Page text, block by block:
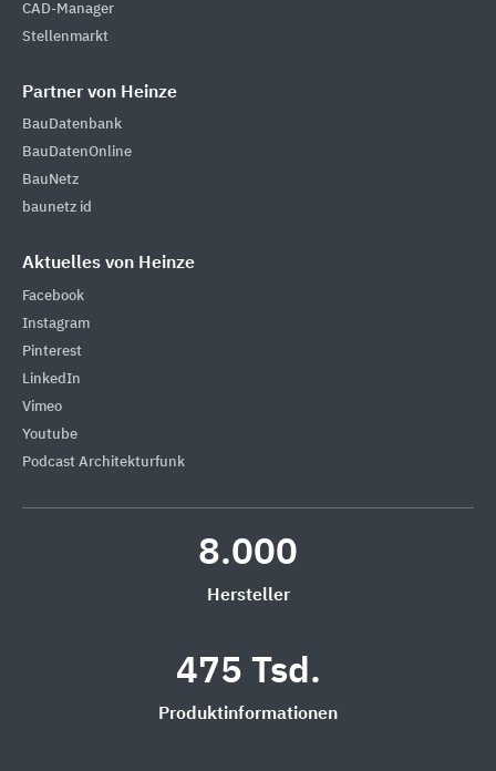
CAD-Manager
Stellenmarkt
Partner von Heinze
BauDatenbank
BauDatenOnline
BauNetz
baunetz id
Aktuelles von Heinze
Facebook
Instagram
Pinterest
LinkedIn
Vimeo
Youtube
Podcast Architekturfunk
8.000
Hersteller
475 Tsd.
Produktinformationen